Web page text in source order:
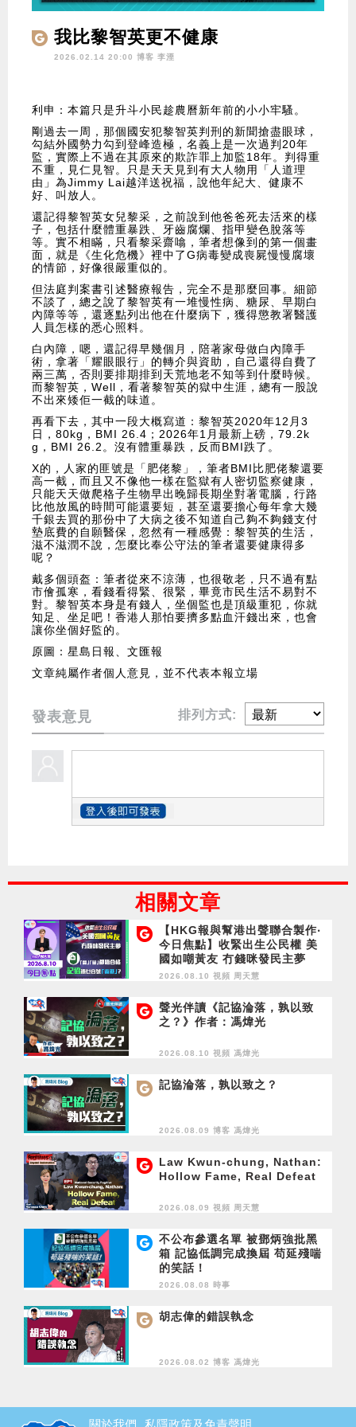
我比黎智英更不健康
2026.02.14 20:00 博客 李湮
利申：本篇只是升斗小民趁農曆新年前的小小牢騷。
剛過去一周，那個國安犯黎智英判刑的新聞搶盡眼球，
勾結外國勢力勾到登峰造極，名義上是一次過判20年
監，實際上不過在其原來的欺詐罪上加監18年。判得重
不重，見仁見智。只是天天見到有大人物用「人道理
由」為Jimmy Lai越洋送祝福，說他年紀大、健康不
好、叫放人。
還記得黎智英女兒黎采，之前說到他爸爸死去活來的樣
子，包括什麼體重暴跌、牙齒腐爛、指甲變色脫落等
等。實不相瞞，只看黎采齋噏，筆者想像到的第一個畫
面，就是《生化危機》裡中了G病毒變成喪屍慢慢腐壞
的情節，好像很嚴重似的。
但法庭判案書引述醫療報告，完全不是那麼回事。細節
不談了，總之說了黎智英有一堆慢性病、糖尿、早期白
內障等等，還逐點列出他在什麼病下，獲得懲教署醫護
人員怎樣的悉心照料。
白內障，嗯，還記得早幾個月，陪著家母做白內障手
術，拿著「耀眼眼行」的轉介與資助，自己還得自費了
兩三萬，否則要排期排到天荒地老不知等到什麼時候。
而黎智英，Well，看著黎智英的獄中生涯，總有一股說
不出來矮佢一截的味道。
再看下去，其中一段大概寫道：黎智英2020年12月3
日，80kg，BMI 26.4；2026年1月最新上磅，79.2k
g，BMI 26.2。沒有體重暴跌，反而BMI跌了。
X的，人家的匪號是「肥佬黎」，筆者BMI比肥佬黎還要
高一截，而且又不像他一樣在監獄有人密切監察健康，
只能天天做爬格子生物早出晚歸長期坐對著電腦，行路
比他放風的時間可能還要短，甚至還要擔心每年拿大幾
千銀去買的那份中了大病之後不知道自己夠不夠錢支付
墊底費的自願醫保，忽然有一種感覺：黎智英的生活，
滋不滋潤不說，怎麼比奉公守法的筆者還要健康得多
呢？
戴多個頭盔：筆者從來不涼薄，也很敬老，只不過有點
市儈孤寒，看錢看得緊、很緊，畢竟市民生活不易對不
對。黎智英本身是有錢人，坐個監也是頂級重犯，你就
知足、坐足吧！香港人那怕要擠多點血汗錢出來，也會
讓你坐個好監的。
原圖：星島日報、文匯報
文章純屬作者個人意見，並不代表本報立場
發表意見 排列方式:
相關文章
【HKG報與幫港出聲聯合製作‧
今日焦點】收緊出生公民權 美
國如嘲黃友 冇錢咪發民主夢
「質」「量」都唔合格 記協憑
2026.08.10 視頻 周天慧
聲光伴讀《記協淪落，孰以致
之？》作者：馮煒光
2026.08.10 視頻 馮煒光
記協淪落，孰以致之？
2026.08.09 博客 馮煒光
Law Kwun-chung, Nathan:
Hollow Fame, Real Defeat
2026.08.09 視頻 周天慧
不公布參選名單 被鄧炳強批黑
箱 記協低調完成換屆 苟延殘喘
的笑話！
2026.08.08 時事
胡志偉的錯誤執念
2026.08.02 博客 馮煒光